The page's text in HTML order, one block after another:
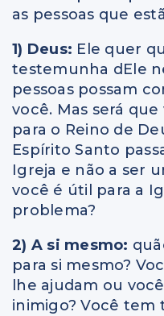
as pessoas que
1) Deus: Ele quer
testemunha dEle
pessoas possam
você. Mas será
para o Reino de
Espírito Santo
Igreja e não a ser
você é útil para a
problema?
2) A si mesmo:
para si mesmo?
lhe ajudam ou
inimigo? Você tem